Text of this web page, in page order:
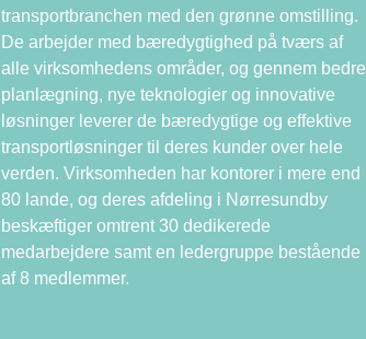
transportbranchen med den grønne omstilling.
De arbejder med bæredygtighed på tværs af
alle virksomhedens områder, og gennem bedre
planlægning, nye teknologier og innovative
løsninger leverer de bæredygtige og effektive
transportløsninger til deres kunder over hele
verden. Virksomheden har kontorer i mere end
80 lande, og deres afdeling i Nørresundby
beskæftiger omtrent 30 dedikerede
medarbejdere samt en ledergruppe bestående
af 8 medlemmer.